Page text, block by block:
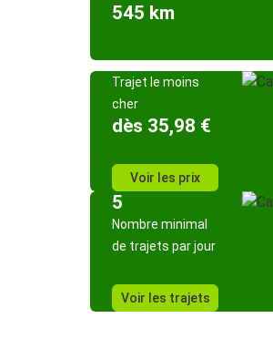
545 km
Trajet le moins
cher
dès 35,98 €
Voir les prix
5
Nombre minimal
de trajets par jour
Voir les trajets